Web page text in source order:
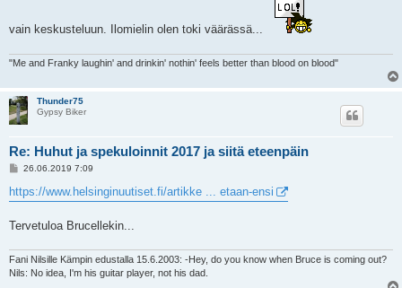
vain keskusteluun. Ilomielin olen toki väärässä...
"Me and Franky laughin' and drinkin' nothin' feels better than blood on blood"
Thunder75
Gypsy Biker
Re: Huhut ja spekuloinnit 2017 ja siitä eteenpäin
V
e
s
i
26.06.2019 7:09
https://www.helsinginuutiset.fi/artikke ... etaan-ensi
Tervetuloa Brucellekin...
Fani Nilsille Kämpin edustalla 15.6.2003: -Hey, do you know when Bruce is coming out?
Nils: No idea, I'm his guitar player, not his dad.